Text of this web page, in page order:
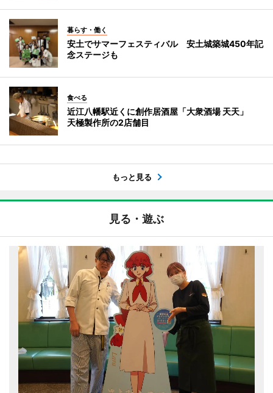
暮らす・働く
安土でサマーフェスティバル 安土城築城450年記
念ステージも
食べる
近江八幡駅近くに創作居酒屋「大衆酒場 天天」
天極製作所の2店舗目
もっと見る
見る・遊ぶ